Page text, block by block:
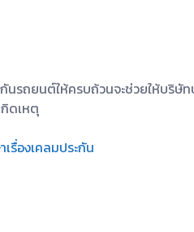
นรถยนต์ให้ครบถ้วนจะช่วยให้บริ
ดเหตุ
รื่องเคลมประกัน